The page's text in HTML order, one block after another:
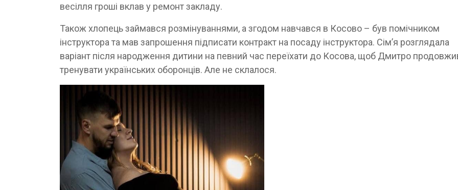
весілля гроші вклав у ремонт закладу.
Також хлопець займався розмінуваннями, а згодом навчався в Косово – був помічником
інструктора та мав запрошення підписати контракт на посаду інструктора. Сім’я розглядала
варіант після народження дитини на певний час переїхати до Косова, щоб Дмитро
тренувати українських оборонців. Але не склалося.